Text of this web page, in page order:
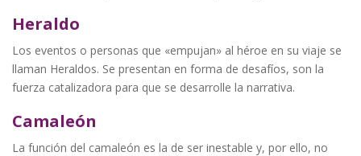
Heraldo
Los eventos o personas que «empujan» al héroe en su viaje se
llaman Heraldos. Se presentan en forma de desafíos, son la
fuerza catalizadora para que se desarrolle la narrativa.
Camaleón
La función del camaleón es la de ser inestable y, por ello, no